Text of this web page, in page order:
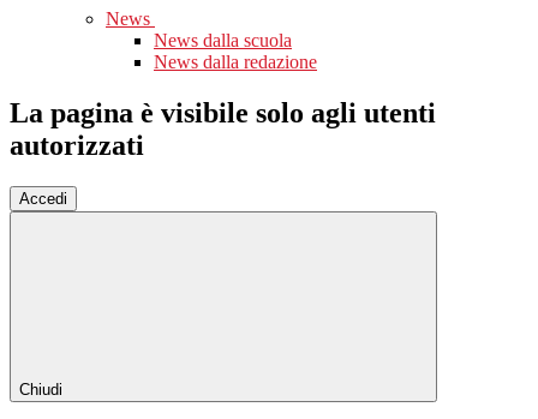
News
News dalla scuola
News dalla redazione
La pagina è visibile solo agli utenti
autorizzati
Accedi
Chiudi